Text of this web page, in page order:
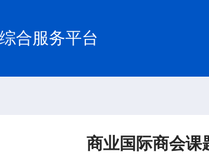
合服务平台
商业国际商会课